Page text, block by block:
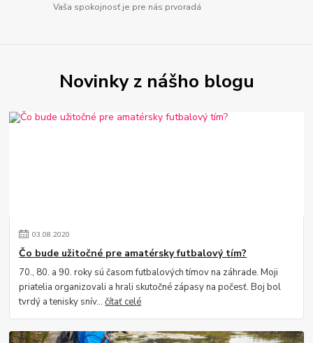
Vaša spokojnosť je pre nás prvoradá
Novinky z nášho blogu
03.08.2020
Čo bude užitočné pre amatérsky futbalový tím?
70., 80. a 90. roky sú časom futbalových tímov na záhrade. Moji
priatelia organizovali a hrali skutočné zápasy na počesť. Boj bol
tvrdý a tenisky snív...čítať celé